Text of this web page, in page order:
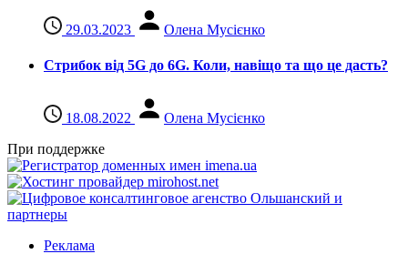
29.03.2023 Олена Мусієнко
Стрибок від 5G до 6G. Коли, навіщо та що це даcть?
18.08.2022
Олена Мусієнко
При поддержке
Реклама